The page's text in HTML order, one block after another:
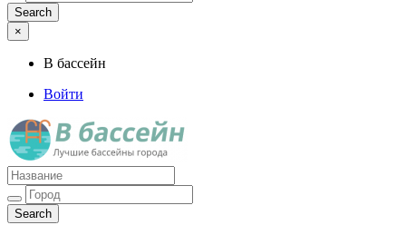
×
В бассейн
Войти
Лучшие бассейны города